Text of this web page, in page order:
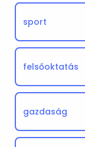
sport
felsőoktatás
gazdaság